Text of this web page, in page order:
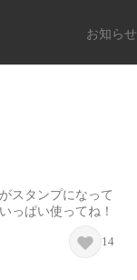
お知らせ
スタンプになって
っぱい使ってね！
14